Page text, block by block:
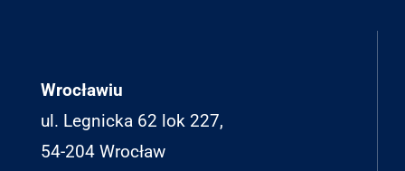
Wrocławiu
ul. Legnicka 62 lok 227,
54-204 Wrocław